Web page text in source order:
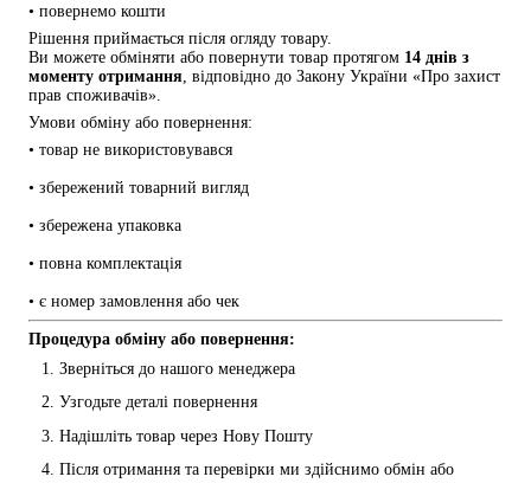
• повернемо кошти
Рішення приймається після огляду товару.
Ви можете обміняти або повернути товар протягом 14 днів з
моменту отримання , відповідно до Закону України «Про захист
прав споживачів».
Умови обміну або повернення:
• товар не використовувався
• збережений товарний вигляд
• збережена упаковка
• повна комплектація
• є номер замовлення або чек
Процедура обміну або повернення:
Зверніться до нашого менеджера
Узгодьте деталі повернення
Надішліть товар через Нову Пошту
Після отримання та перевірки ми здійснимо обмін або